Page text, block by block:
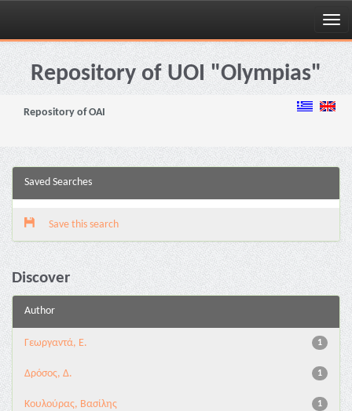
Skip
navigationRepository of UOI "Olympias"
Repository of OAI
Saved Searches
Save this search
Discover
Author
1
Γεωργαντά, Ε.
1
Δρόσος, Δ.
1
Κουλούρας, Βασίλης